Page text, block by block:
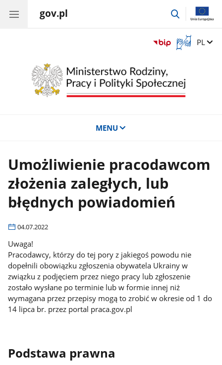
gov.pl
przejdź
Otwórz
okno
języka
migowego
Zmień
PL
MENU
Umożliwienie pracodawcom
złożenia zaległych, lub
błędnych powiadomień
04.07.2022
Uwaga!
Pracodawcy, którzy do tej pory z jakiegoś powodu nie
dopełnili obowiązku zgłoszenia obywatela Ukrainy w
związku z podjęciem przez niego pracy lub zgłoszenie
zostało wysłane po terminie lub w formie innej niż
wymagana przez przepisy mogą to zrobić w okresie od 1 do
14 lipca br. przez portal praca.gov.pl
Podstawa prawna